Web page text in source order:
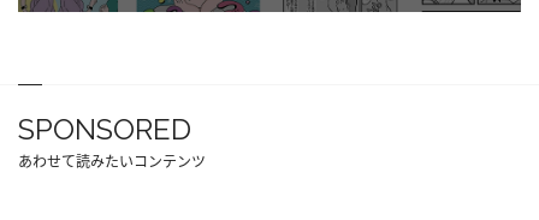
SPONSORED
あわせて読みたいコンテンツ